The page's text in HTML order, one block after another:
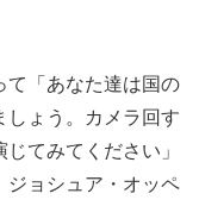
て「あなた達は国の
しょう。カメラ回す
てみてください」
ジョシュア・オッペ